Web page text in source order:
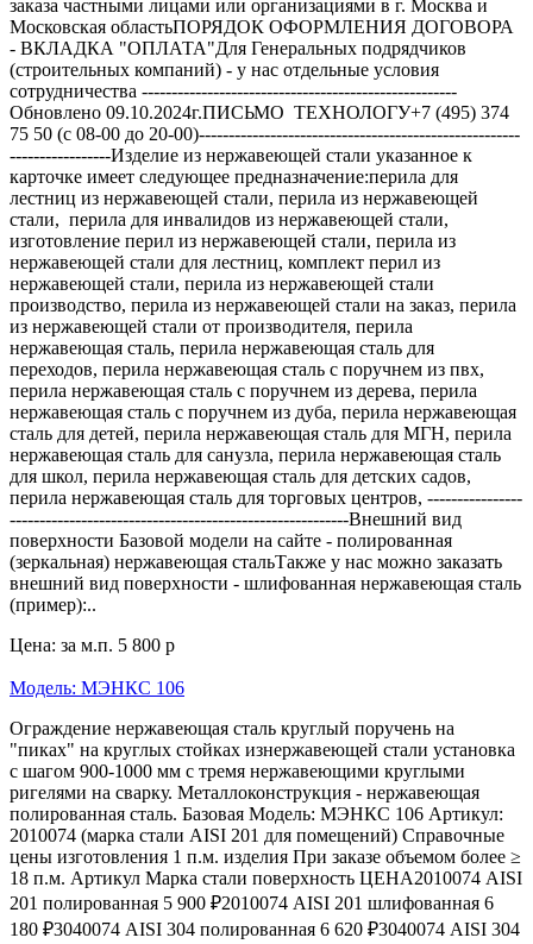
заказа частными лицами или организациями в г. Москва и
Московская областьПОРЯДОК ОФОРМЛЕНИЯ ДОГОВОРА
- ВКЛАДКА "ОПЛАТА"Для Генеральных подрядчиков
(строительных компаний) - у нас отдельные условия
сотрудничества -----------------------------------------------------
Обновлено 09.10.2024г.ПИСЬМО ТЕХНОЛОГУ+7 (495) 374
75 50 (с 08-00 до 20-00)------------------------------------------------------
-----------------Изделие из нержавеющей стали указанное к
карточке имеет следующее предназначение:перила для
лестниц из нержавеющей стали, перила из нержавеющей
стали, перила для инвалидов из нержавеющей стали,
изготовление перил из нержавеющей стали, перила из
нержавеющей стали для лестниц, комплект перил из
нержавеющей стали, перила из нержавеющей стали
производство, перила из нержавеющей стали на заказ, перила
из нержавеющей стали от производителя, перила
нержавеющая сталь, перила нержавеющая сталь для
переходов, перила нержавеющая сталь с поручнем из пвх,
перила нержавеющая сталь с поручнем из дерева, перила
нержавеющая сталь с поручнем из дуба, перила нержавеющая
сталь для детей, перила нержавеющая сталь для МГН, перила
нержавеющая сталь для санузла, перила нержавеющая сталь
для школ, перила нержавеющая сталь для детских садов,
перила нержавеющая сталь для торговых центров, ----------------
---------------------------------------------------------Внешний вид
поверхности Базовой модели на сайте - полированная
(зеркальная) нержавеющая стальТакже у нас можно заказать
внешний вид поверхности - шлифованная нержавеющая сталь
(пример):..
Цена: за м.п. 5 800 р
Модель: МЭНКС 106
Ограждение нержавеющая сталь круглый поручень на
"пиках" на круглых стойках изнержавеющей стали установка
с шагом 900-1000 мм с тремя нержавеющими круглыми
ригелями на сварку. Металлоконструкция - нержавеющая
полированная сталь. Базовая Модель: МЭНКС 106 Артикул:
2010074 (марка стали AISI 201 для помещений) Справочные
цены изготовления 1 п.м. изделия При заказе объемом более ≥
18 п.м. Артикул Марка стали поверхность ЦЕНА2010074 AISI
201 полированная 5 900 ₽2010074 AISI 201 шлифованная 6
180 ₽3040074 AISI 304 полированная 6 620 ₽3040074 AISI 304